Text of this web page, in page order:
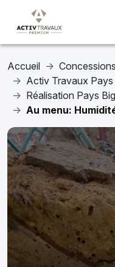
Accueil
Concessions
Activ Travaux
Réalisation Pays
Au menu: